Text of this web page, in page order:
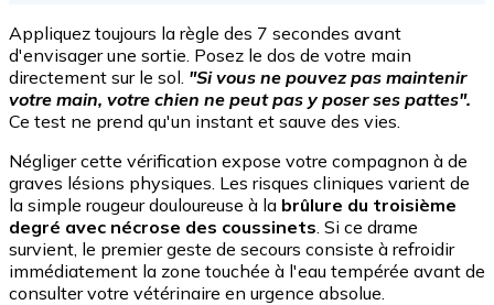
Appliquez toujours la règle des 7 secondes avant
d'envisager une sortie. Posez le dos de votre main
directement sur le sol. "Si vous ne pouvez pas maintenir
votre main, votre chien ne peut pas y poser ses pattes".
Ce test ne prend qu'un instant et sauve des vies.
Négliger cette vérification expose votre compagnon à de
graves lésions physiques. Les risques cliniques varient de
la simple rougeur douloureuse à la brûlure du troisième
degré avec nécrose des coussinets . Si ce drame
survient, le premier geste de secours consiste à refroidir
immédiatement la zone touchée à l'eau tempérée avant de
consulter votre vétérinaire en urgence absolue.